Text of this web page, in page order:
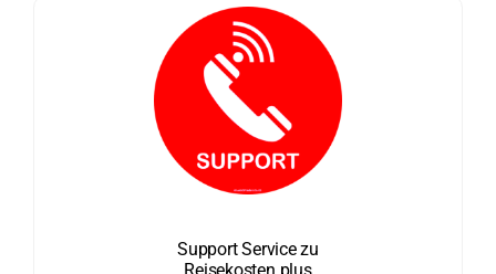
mehrere
Varianten
auf.
Die
Optionen
können
Support Service zu